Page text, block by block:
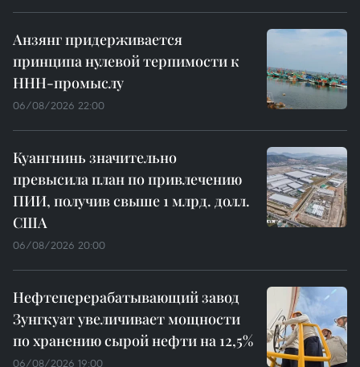
Анзянг придерживается
принципа нулевой терпимости к
ННН-промыслу
06/08/2026 22:00
Куангнинь значительно
превысила план по привлечению
ПИИ, получив свыше 1 млрд. долл.
США
06/08/2026 20:00
Нефтеперерабатывающий завод
Зунгкуат увеличивает мощности
по хранению сырой нефти на 12,5%
06/08/2026 19:00